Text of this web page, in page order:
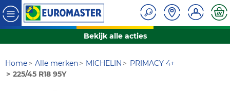
Bekijk alle acties
Home Alle merken MICHELIN
PRIMACY 4+
225/45 R18 95Y